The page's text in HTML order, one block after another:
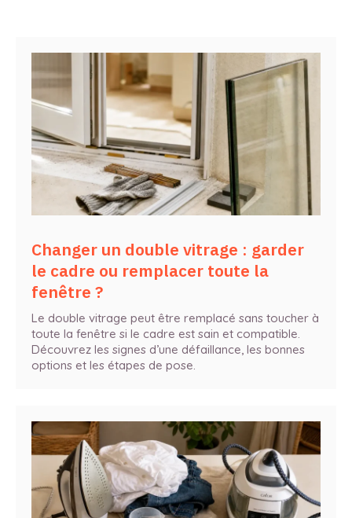
Changer un double vitrage : garder
le cadre ou remplacer toute la
fenêtre ?
Le double vitrage peut être remplacé sans toucher à
toute la fenêtre si le cadre est sain et compatible.
Découvrez les signes d’une défaillance, les bonnes
options et les étapes de pose.